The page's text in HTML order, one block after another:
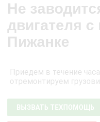
Не
двигателя
Пижанке
Приедем в течение
отремонтируем
ВЫЗВАТЬ ТЕХПОМОЩЬ